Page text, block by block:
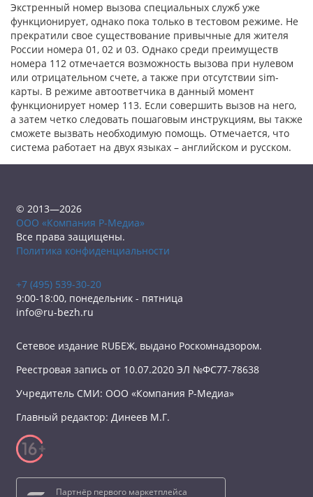
Экстренный номер вызова специальных служб уже
функционирует, однако пока только в тестовом режиме. Не
прекратили свое существование привычные для жителя
России номера 01, 02 и 03. Однако среди преимуществ
номера 112 отмечается возможность вызова при нулевом
или отрицательном счете, а также при отсутствии sim-
карты. В режиме автоответчика в данный момент
функционирует номер 113. Если совершить вызов на него,
а затем четко следовать пошаговым инструкциям, вы также
сможете вызвать необходимую помощь. Отмечается, что
система работает на двух языках – английском и русском.
© 2013—2026
ООО «Компания Р-Медиа»
Все права защищены.
Политика конфиденциальности
+7 (495) 539-30-20
9:00-18:00, понедельник - пятница
info@ru-bezh.ru
Сетевое издание RUБЕЖ, выдано Роскомнадзором.
Реестровая запись от 10.07.2020 ЭЛ №ФС77-78638
Учредитель СМИ: ООО «Компания Р-Медиа»
Главный редактор: Динеев М.Г.
Партнёр первого маркетплейса